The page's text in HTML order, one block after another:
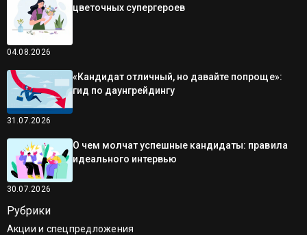
04.08.2026
цветочных супергероев
31.07.2026
«Кандидат отличный, но давайте попроще»:
гид по даунгрейдингу
30.07.2026
О чем молчат успешные кандидаты: правила
идеального интервью
Рубрики
Акции и спецпредложения